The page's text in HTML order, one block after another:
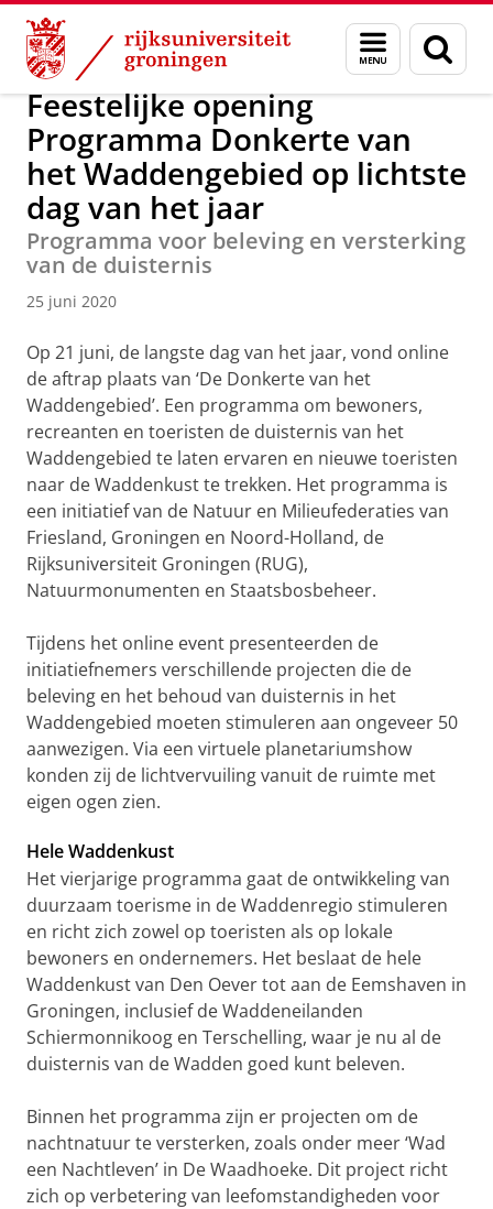
Skip
Content
Skip
Navigation
Menu
en
zoeken
Over ons Faculty of Science and Engineering Nieuws
Feestelijke opening
Programma Donkerte van
het Waddengebied op lichtste
dag van het jaar
Programma voor beleving en versterking
van de duisternis
25 juni 2020
Op 21 juni, de langste dag van het jaar, vond online
de aftrap plaats van ‘De Donkerte van het
Waddengebied’. Een programma om bewoners,
recreanten en toeristen de duisternis van het
Waddengebied te laten ervaren en nieuwe toeristen
naar de Waddenkust te trekken. Het programma is
een initiatief van de Natuur en Milieufederaties van
Friesland, Groningen en Noord-Holland, de
Rijksuniversiteit Groningen (RUG),
Natuurmonumenten en Staatsbosbeheer.
Tijdens het online event presenteerden de
initiatiefnemers verschillende projecten die de
beleving en het behoud van duisternis in het
Waddengebied moeten stimuleren aan ongeveer 50
aanwezigen. Via een virtuele planetariumshow
konden zij de lichtvervuiling vanuit de ruimte met
eigen ogen zien.
Hele Waddenkust
Het vierjarige programma gaat de ontwikkeling van
duurzaam toerisme in de Waddenregio stimuleren
en richt zich zowel op toeristen als op lokale
bewoners en ondernemers. Het beslaat de hele
Waddenkust van Den Oever tot aan de Eemshaven in
Groningen, inclusief de Waddeneilanden
Schiermonnikoog en Terschelling, waar je nu al de
duisternis van de Wadden goed kunt beleven.
Binnen het programma zijn er projecten om de
nachtnatuur te versterken, zoals onder meer ‘Wad
een Nachtleven’ in De Waadhoeke. Dit project richt
zich op verbetering van leefomstandigheden voor